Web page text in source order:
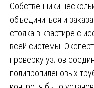
Собственники
объединиться и
стояка в квартире с
всей системы.
проверку узлов
полипропиленовых